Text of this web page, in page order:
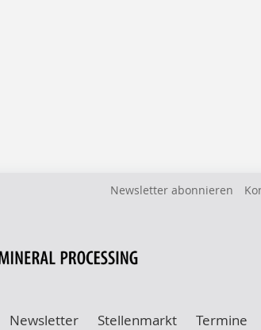
Newsletter abonnieren
Newsletter Stellenmarkt Termine